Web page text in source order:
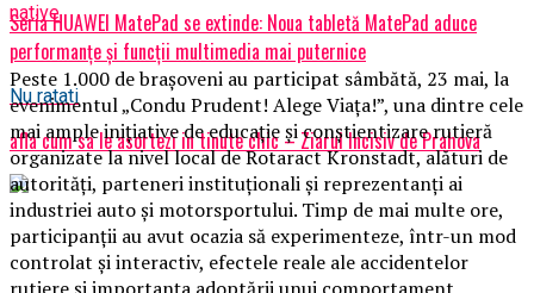
Seria HUAWEI MatePad se extinde: Noua tabletă MatePad aduce
performanțe și funcții multimedia mai puternice
Nu ratati
afla cum sa le asortezi in tinute chic – Ziarul Incisiv de Prahova
native
Peste 1.000 de brașoveni au participat sâmbătă, 23 mai, la
evenimentul „Condu Prudent! Alege Viața!”, una dintre cele
mai ample inițiative de educație și conștientizare rutieră
organizate la nivel local de Rotaract Kronstadt, alături de
autorități, parteneri instituționali și reprezentanți ai
industriei auto și motorsportului. Timp de mai multe ore,
participanții au avut ocazia să experimenteze, într-un mod
controlat și interactiv, efectele reale ale accidentelor